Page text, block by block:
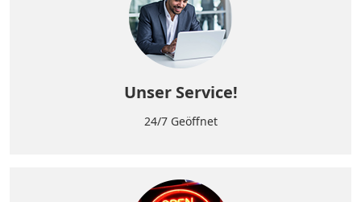
Unser Service!
24/7 Geöffnet